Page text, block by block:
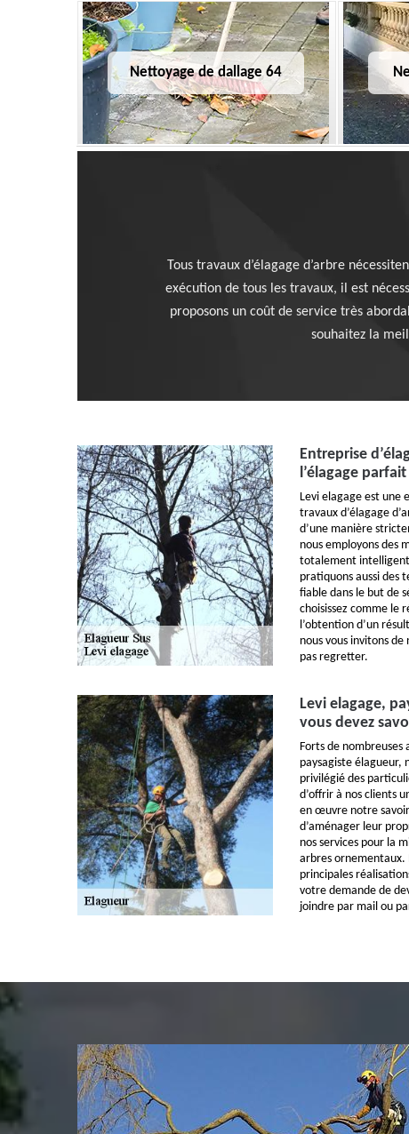
Nettoyage de dallage 64
Tous travaux d’élagage d’arbre
exécution de tous les travaux, il est
proposons un coût de service très
souhaitez la
Entreprise
l’élagage
Levi elagage est une
travaux d’élagage
d’une manière
nous employons des
totalement
pratiquons aussi des
fiable dans le but de
choisissez comme le
l’obtention d’un
nous vous invitons de
pas regretter.
Levi elagage,
vous devez
Forts de nombreuses
paysagiste élagueur,
privilégié des
d’offrir à nos clients
en œuvre notre
d’aménager leur
nos services pour la
arbres ornementaux.
principales
votre demande de
joindre par mail ou